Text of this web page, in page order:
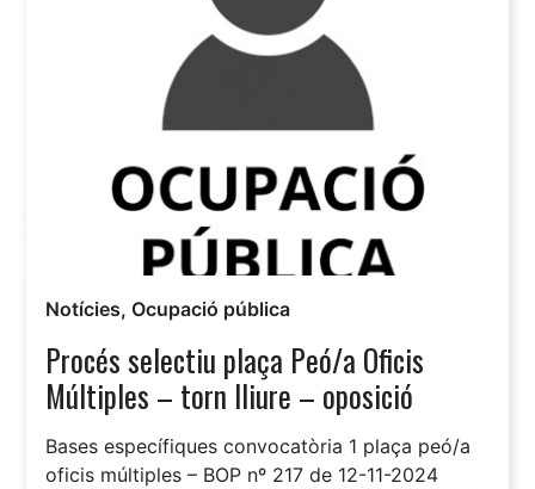
Notícies, Ocupació pública
Procés selectiu plaça Peó/a Oficis
Múltiples – torn lliure – oposició
Bases específiques convocatòria 1 plaça peó/a
oficis múltiples – BOP nº 217 de 12-11-2024